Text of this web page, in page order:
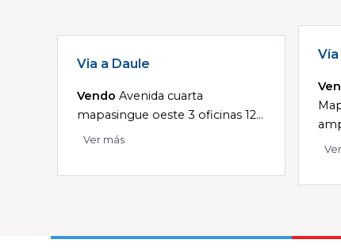
Via a Daule
Vendo Avenida cuarta
mapasingue oeste 3 oficinas 12...
Ver más